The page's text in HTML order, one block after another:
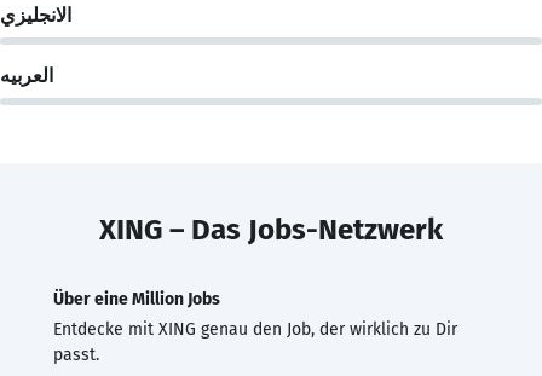
الانجليزي
العربيه
XING – Das Jobs-Netzwerk
Über eine Million Jobs
Entdecke mit XING genau den Job, der wirklich zu Dir
passt.